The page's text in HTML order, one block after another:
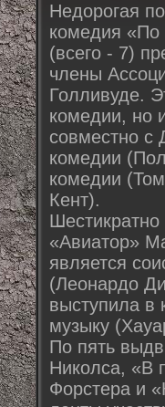
Недорогая
комедия «По
(всего - 7)
члены
Голливуде.
комедии, но
совместно с
комедии
комедии
Кент).
«Авиатор»
является
(Леонардо
выступила в
музыку
По пять
Николса, «В
Форстера и